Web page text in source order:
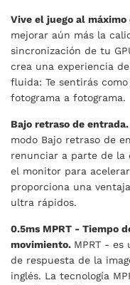
Vive el juego al máximo
mejorar aún más la
sincronización de tu
crea una experiencia
fluida: Te sentirás
fotograma a fotograma.
Bajo retraso de entrada.
modo Bajo retraso de
renunciar a parte de la
el monitor para
proporciona una
ultra rápidos.
0.5ms MPRT - Tiempo
movimiento. MPRT - es
de respuesta de la
inglés. La tecnología